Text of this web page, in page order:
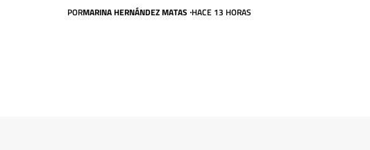
PORMARINA HERNÁNDEZ MATAS HACE 13 HORAS